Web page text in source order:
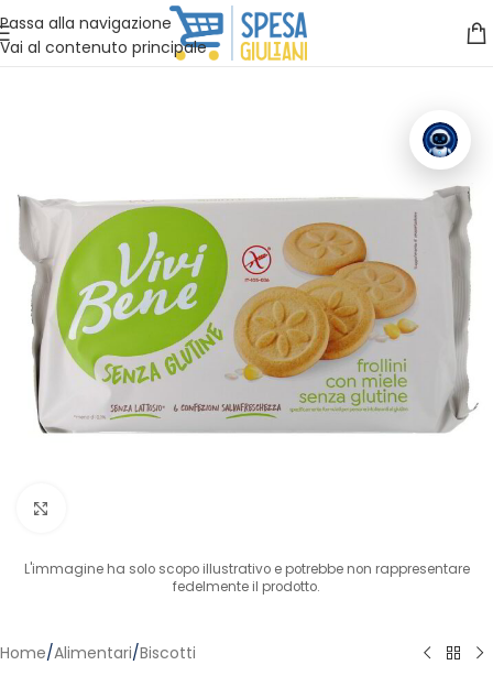
Passa alla navigazione
Vai al contenuto principale
Vuoi assistenza?Clicca qui e ti richiamiamo noi
L'immagine ha solo scopo illustrativo e potrebbe non rappresentare
fedelmente il prodotto.
Home/Alimentari/Biscotti